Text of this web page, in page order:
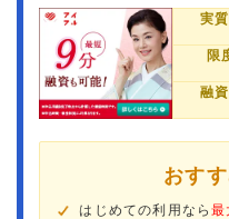
実
限
融
おす
はじめての利用なら最